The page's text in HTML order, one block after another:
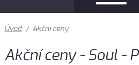
Úvod / Akční ceny
Akční ceny - Soul - P